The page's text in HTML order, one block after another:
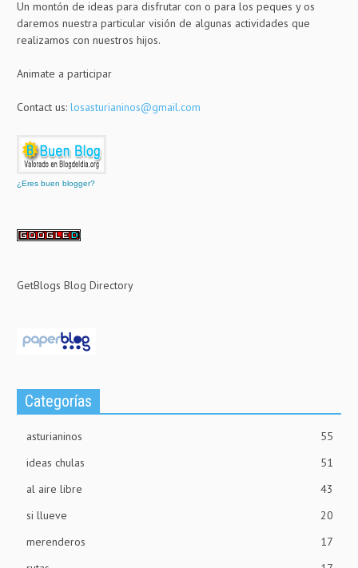
Un montón de ideas para disfrutar con o para los peques y os
daremos nuestra particular visión de algunas actividades que
realizamos con nuestros hijos.
Animate a participar
Contact us: losasturianinos@gmail.com
¿Eres buen blogger?
GetBlogs Blog Directory
Categorías
asturianinos
55
ideas chulas
51
al aire libre
43
si llueve
20
merenderos
17